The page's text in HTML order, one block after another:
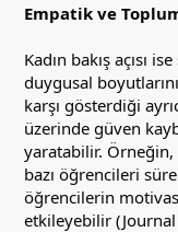
Empatik ve
Kadın bakış açısı
duygusal
karşı gösterdiği
üzerinde güven
yaratabilir.
bazı öğrencileri
öğrencilerin
etkileyebilir